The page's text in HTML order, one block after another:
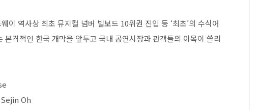
이 역사상 최초 뮤지컬 넘버 빌보드 10위권 진입 등 ‘최초’의 수식어
격적인 한국 개막을 앞두고 국내 공연시장과 관객들의 이목이 쏠리
Oh